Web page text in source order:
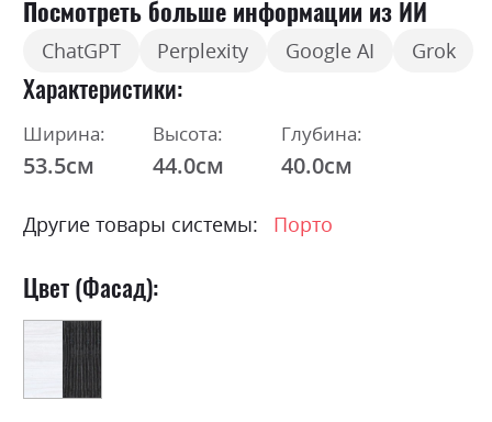
Посмотреть больше информации из ИИ
ChatGPT Perplexity Google AI Grok
Характеристики
Ширина:
53.5см
Высота:
44.0см
Глубина:
40.0см
Другие товары системы: Порто
Цвет (Фасад):